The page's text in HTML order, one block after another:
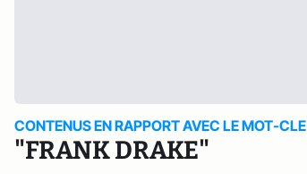
CONTENUS EN RAPPORT AVEC LE MOT-CLE
"FRANK DRAKE"